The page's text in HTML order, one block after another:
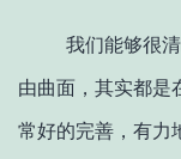
我们能够很
由曲面，其实都是
常好的完善，有力